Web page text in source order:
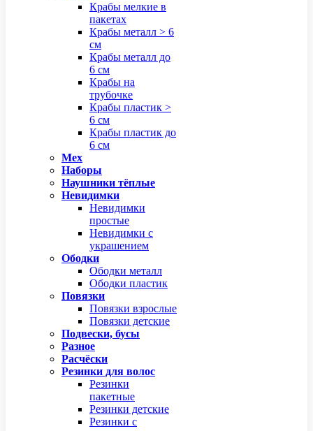
Крабы мелкие в
пакетах
Крабы металл > 6
см
Крабы металл до
6 см
Крабы на
трубочке
Крабы пластик >
6 см
Крабы пластик до
6 см
Мех
Наборы
Наушники тёплые
Невидимки
Невидимки
простые
Невидимки с
украшением
Ободки
Ободки металл
Ободки пластик
Повязки
Повязки взрослые
Повязки детские
Подвески, бусы
Разное
Расчёски
Резинки для волос
Резинки
пакетные
Резинки детские
Резинки с